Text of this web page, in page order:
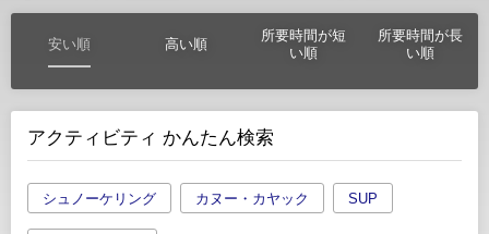
安い順 高い順
所要時間が短
い順
所要時間が長
い順
アクティビティ かんたん検索
シュノーケリング カヌー・カヤック SUP